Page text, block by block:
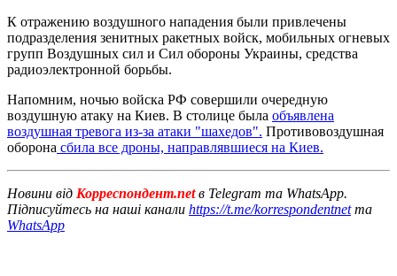
К отражению воздушного нападения были привлечены
подразделения зенитных ракетных войск, мобильных огневых
групп Воздушных сил и Сил обороны Украины, средства
радиоэлектронной борьбы.
Напомним, ночью войска РФ совершили очередную
воздушную атаку на Киев. В столице была объявлена
воздушная тревога из-за атаки "шахедов". Противовоздушная
оборона сбила все дроны, направлявшиеся на Киев.
Новини від Корреспондент.netв Telegram та WhatsApp.
Підписуйтесь на наші канали https://t.me/korrespondentnetта
WhatsApp